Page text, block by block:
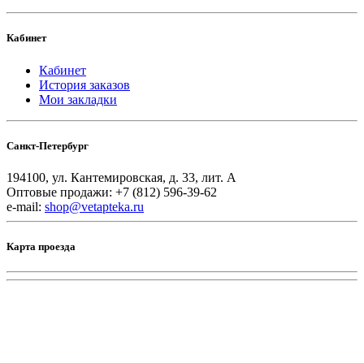
Кабинет
Кабинет
История заказов
Мои закладки
Санкт-Петербург
194100, ул. Кантемировская, д. 33, лит. А
Оптовые продажи: +7 (812) 596-39-62
e-mail: shop@vetapteka.ru
Карта проезда